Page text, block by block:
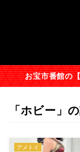
お宝市番館の
「ホビー」
アメトイ